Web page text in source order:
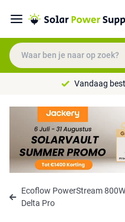
Vandaag
Ecoflow PowerStream
Delta Pro